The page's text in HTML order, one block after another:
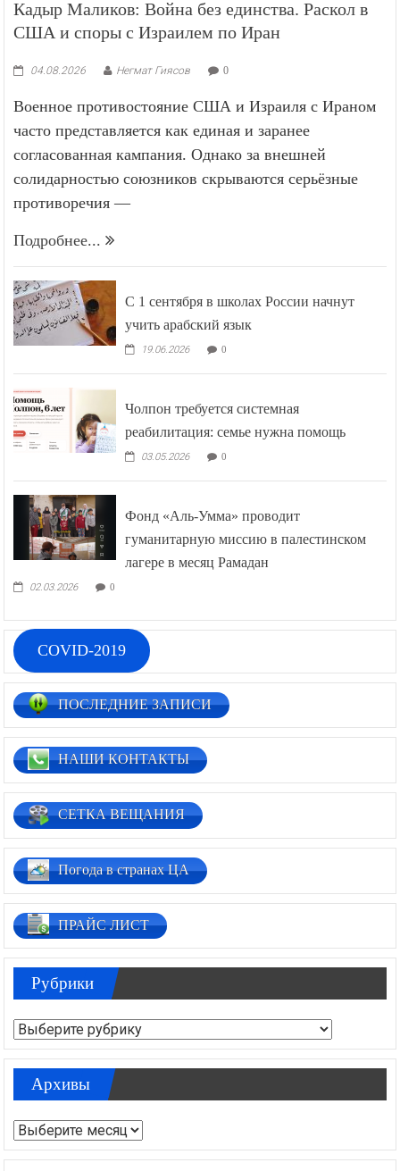
Кадыр Маликов: Война без единства. Раскол в
США и споры с Израилем по Иран
04.08.2026 Негмат Гиясов 0
Военное противостояние США и Израиля с Ираном
часто представляется как единая и заранее
согласованная кампания. Однако за внешней
солидарностью союзников скрываются серьёзные
противоречия —
Подробнее...
С 1 сентября в школах России начнут
учить арабский язык
19.06.2026 0
Чолпон требуется системная
реабилитация: семье нужна помощь
03.05.2026 0
Фонд «Аль-Умма» проводит
гуманитарную миссию в палестинском
лагере в месяц Рамадан
02.03.2026 0
COVID-2019
ПОСЛЕДНИЕ ЗАПИСИ
НАШИ КОНТАКТЫ
СЕТКА ВЕЩАНИЯ
Погода в странах ЦА
ПРАЙС ЛИСТ
Рубрики
Рубрики
Архивы
Архивы